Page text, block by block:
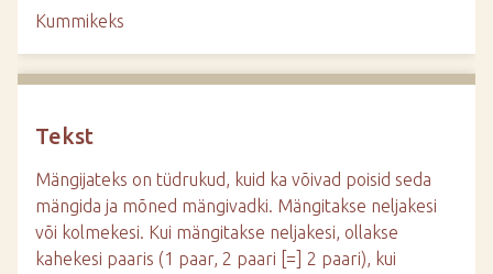
Kummikeks
Tekst
Mängijateks on tüdrukud, kuid ka võivad poisid seda
mängida ja mõned mängivadki. Mängitakse neljakesi
või kolmekesi. Kui mängitakse neljakesi, ollakse
kahekesi paaris (1 paar, 2 paari [=] 2 paari), kui